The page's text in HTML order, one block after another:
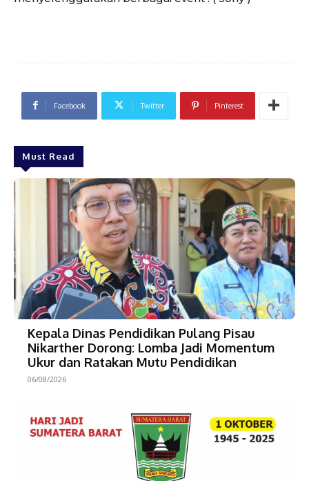
Facebook Twitter Pinterest
Must Read
Kepala Dinas Pendidikan Pulang Pisau
Nikarther Dorong: Lomba Jadi Momentum
Ukur dan Ratakan Mutu Pendidikan
06/08/2026